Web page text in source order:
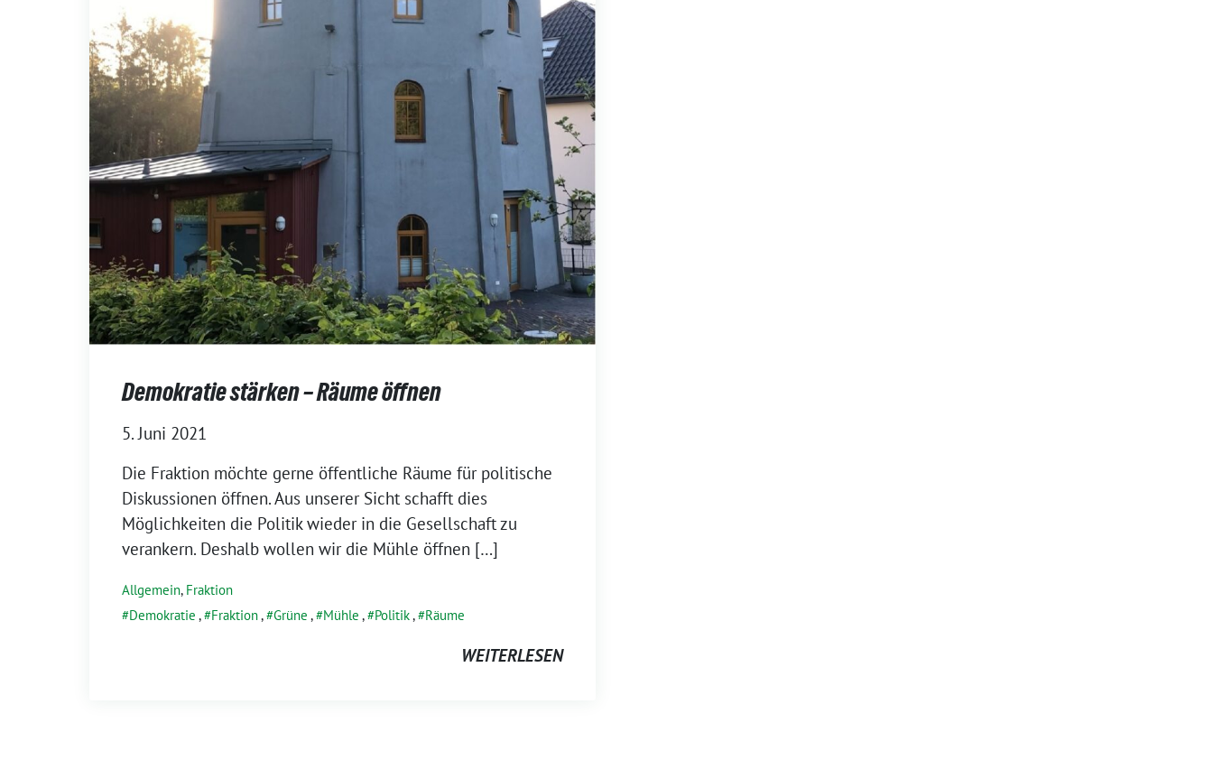
Demokratie stärken – Räume öffnen
5. Juni 2021
Die Fraktion möchte gerne öffentliche Räume für politische
Diskussionen öffnen. Aus unserer Sicht schafft dies
Möglichkeiten die Politik wieder in die Gesellschaft zu
verankern. Deshalb wollen wir die Mühle öffnen […]
Allgemein, Fraktion
Demokratie , Fraktion, Grüne , Mühle , Politik, Räume
WEITERLESEN